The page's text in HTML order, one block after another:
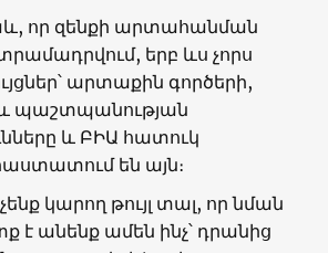
որ զենքի արտահանման
տրամադրվում, երբ ևս չորս
արտաքին գործերի,
և պաշտպանության
և ԲԻԱ հատուկ
են այն։
կարող թույլ տալ, որ նման
է անենք ամեն ինչ՝ դրանից